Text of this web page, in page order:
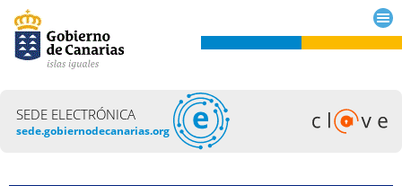
SEDE ELECTRÓNICA
sede.gobiernodecanarias.org